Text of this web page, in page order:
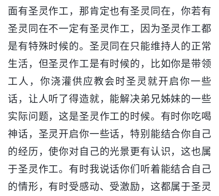
面有圣灵作工，那肯定也有圣灵同在，你若有
圣灵同在不一定有圣灵作工，因为圣灵作工都
是有特殊时候的。圣灵同在只能维持人的正常
生活，但圣灵作工是有时候的，比如你是带领
工人，你浇灌供应教会时圣灵就开启你一些
话，让人听了得造就，能解决弟兄姊妹的一些
实际问题，这是圣灵作工的时候。有时你吃喝
神话，圣灵开启你一些话，特别能结合你自己
的经历，使你对自己的光景更有认识，这也属
于圣灵作工。有时我说话你们听着能结合自己
的情形，有时受感动、受激励，这都属于圣灵